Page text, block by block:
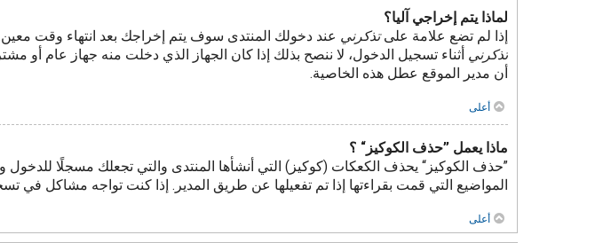
لماذا يتم إخراجي آليا؟
إذا لم تضع علامة علىتذكرني عند دخولك المنتدى سوف يتم إخراجك بعد انتهاء وقت
تذكرني أثناء تسجيل الدخول، لا ننصح بذلك إذا كان الجهاز الذي دخلت منه جهاز عام أو
أن مدير الموقع عطل هذه الخاصية.
أعلى
ماذا يعمل ”حذف الكوكيز“ ؟
”حذف الكوكيز“ يحذف الكعكات (كوكيز) التي أنشأها المنتدى والتي تجعلك مسجلًا
المواضيع التي قمت بقراءتها إذا تم تفعيلها عن طريق المدير. إذا كنت تواجه مشاكل
أعلى